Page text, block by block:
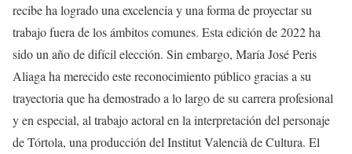
recibe ha logrado una excelencia y una forma de proyectar su
trabajo fuera de los ámbitos comunes. Esta edición de 2022 ha
sido un año de difícil elección. Sin embargo, María José Peris
Aliaga ha merecido este reconocimiento público gracias a su
trayectoria que ha demostrado a lo largo de su carrera profesional
y en especial, al trabajo actoral en la interpretación del personaje
de Tórtola, una producción del Institut Valencià de Cultura. El